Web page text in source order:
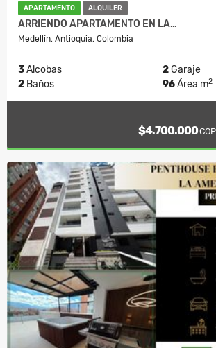
APARTAMENTO ALQUILER
ARRIENDO APARTAMENTO EN LA…
Medellín, Antioquia, Colombia
3Alcobas 2Garaje
2 Baños 96Área m2
$4.700.000COP